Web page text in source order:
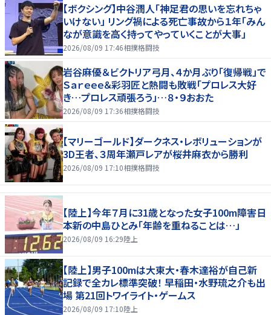
【ボクシング】中谷潤人「神足君の思いを忘れちゃ
いけない」 リング禍による死亡事故から１年「みん
なが意識を高く持ってやっていくことが大事」
2026/08/09 17:46相撲格闘技
岩谷麻優＆ビクトリア弓月、４か月ぶり「復帰戦」で
Ｓａｒｅｅｅ＆彩羽匠と熱闘も敗戦「プロレス大好
き…プロレス頑張ろう」…８・９おおた
2026/08/09 17:36相撲格闘技
【マリーゴールド】ダークネス・レボリューションが
3D王者、３周年瀬戸レアが桜井麻衣から勝利
2026/08/09 17:10相撲格闘技
【陸上】今年７月に31歳となった女子100m障害日
本新の中島ひとみ「年齢を重ねることは…」
2026/08/09 16:29陸上
【陸上】男子100mは大東大・春木達裕が自己新
記録で全カレ標準突破！ 早稲田・水野琉之介も出
場 第21回トワイライト・ゲームス
2026/08/09 17:10陸上